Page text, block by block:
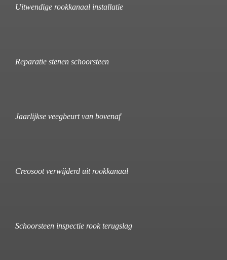
Uitwendige rookkanaal installatie
Reparatie stenen schoorsteen
Jaarlijkse veegbeurt van bovenaf
Creosoot verwijderd uit rookkanaal
Schoorsteen inspectie rook terugslag